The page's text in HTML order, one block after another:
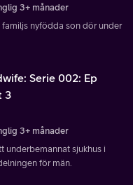
3+ månader
familjs nyfödda son dör under
Serie 002: Ep
3
3+ månader
underbemannat sjukhus i
för män.